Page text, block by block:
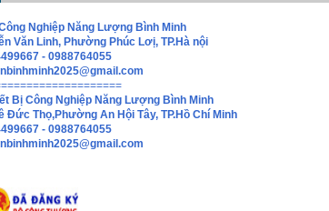
Nghiệp Năng Lượng Bình Minh
Văn Linh, Phường Phúc Lơị, TP.Hà nội
- 0988764055
Bị Công Nghiệp Năng Lượng Bình Minh
Thọ,Phường An Hội Tây, TP.Hồ Chí Minh
- 0988764055